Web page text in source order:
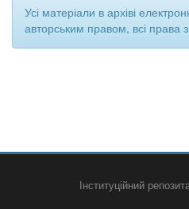
Усі матеріали в архіві
авторським правом, всі права
Інституційний